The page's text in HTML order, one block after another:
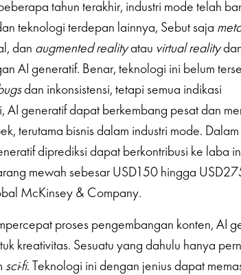
tahun terakhir, industri mode telah
teknologi terdepan lainnya, Sebut saja
dan augmented realityatau virtual reality
AI generatif. Benar, teknologi ini belum
dan inkonsistensi, tetapi semua indikasi
AI generatif dapat berkembang pesat dan
terutama bisnis dalam industri mode.
diprediksi dapat berkontribusi ke laba
mewah sebesar USD150 hingga
McKinsey & Company.
proses pengembangan konten, AI
kreativitas. Sesuatu yang dahulu hanya
sci-fi. Teknologi ini dengan jenius dapat